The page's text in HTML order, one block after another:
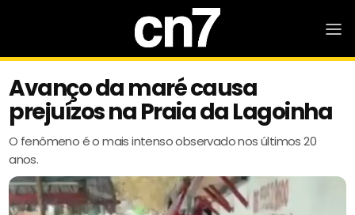
Avanço da maré causa
prejuízos na Praia da Lagoinha
O fenômeno é o mais intenso observado nos últimos 20
anos.